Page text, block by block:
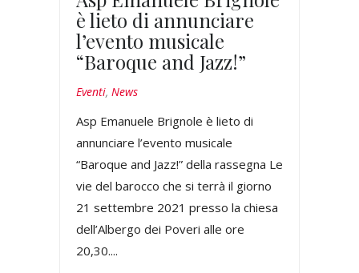
è lieto di annunciare
l’evento musicale
“Baroque and Jazz!”
Eventi, News
Asp Emanuele Brignole è lieto di
annunciare l’evento musicale
“Baroque and Jazz!” della rassegna Le
vie del barocco che si terrà il giorno
21 settembre 2021 presso la chiesa
dell’Albergo dei Poveri alle ore
20,30....